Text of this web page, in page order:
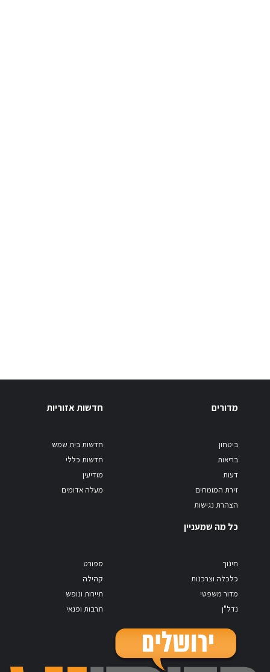
מדורים
ביטחון
בריאות
דעות
זירת המומחים
הצהרת נגישות
חדשות אזוריות
חדשות בית שמש
חדשות כללי
מודיעין
מעלה אדומים
כל מה שמעניין
חינוך
כלכלה וצרכנות
מדור משפטי
נדל"ן
ספורט
קהילה
תיירות ונופש
תרבות ופנאי